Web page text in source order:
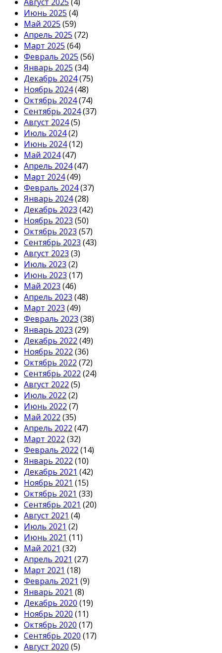
Июнь 2025 (4)
Май 2025 (59)
Апрель 2025 (72)
Март 2025 (64)
Февраль 2025 (56)
Январь 2025 (34)
Декабрь 2024(75)
Ноябрь 2024(48)
Октябрь 2024(74)
Сентябрь 2024(37)
Август 2024(5)
Июль 2024(2)
Июнь 2024(12)
Май 2024(47)
Апрель 2024(47)
Март 2024(49)
Февраль 2024(37)
Январь 2024(28)
Декабрь 2023 (42)
Ноябрь 2023 (50)
Октябрь 2023 (57)
Сентябрь 2023 (43)
Август 2023 (3)
Июль 2023 (2)
Июнь 2023 (17)
Май 2023 (46)
Апрель 2023 (48)
Март 2023 (49)
Февраль 2023 (38)
Январь 2023 (29)
Декабрь 2022 (49)
Ноябрь 2022 (36)
Октябрь 2022 (72)
Сентябрь 2022 (24)
Август 2022 (5)
Июль 2022 (2)
Июнь 2022 (7)
Май 2022 (35)
Апрель 2022 (47)
Март 2022 (32)
Февраль 2022 (14)
Январь 2022 (10)
Декабрь 2021 (42)
Ноябрь 2021 (15)
Октябрь 2021 (33)
Сентябрь 2021 (20)
Август 2021 (4)
Июль 2021 (2)
Июнь 2021 (11)
Май 2021 (32)
Апрель 2021 (27)
Март 2021 (18)
Февраль 2021 (9)
Январь 2021 (8)
Декабрь 2020 (19)
Ноябрь 2020 (11)
Октябрь 2020 (17)
Сентябрь 2020 (17)
Август 2020 (5)